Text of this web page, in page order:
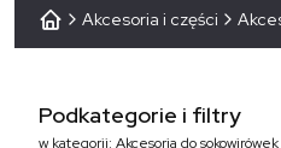
Akcesoria i części
Podkategorie i filtry
w kategorii: Akcesoria do sokowirówek